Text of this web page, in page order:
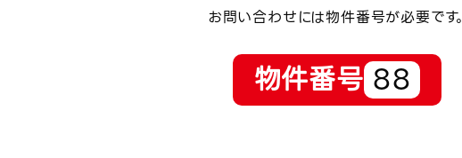
お問い合わせには物件番号が必要です。
物件番号 88